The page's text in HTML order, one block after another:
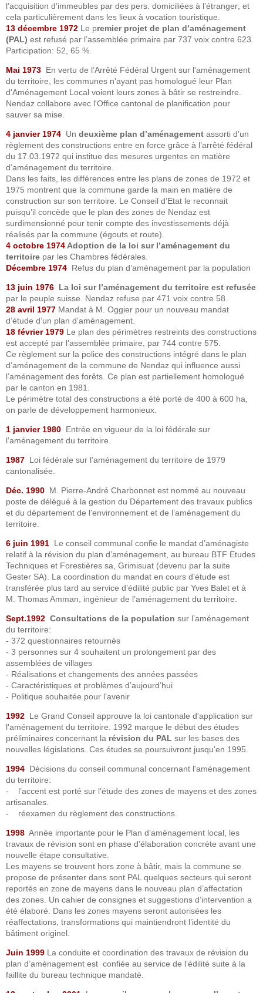
l’acquisition d’immeubles par des pers. domiciliées à l’étranger; et
cela particulièrement dans les lieux à vocation touristique.
13 décembre 1972 Le premier projet de plan d’aménagement
(PAL) est refusé par l’assemblée primaire par 737 voix contre 623.
Participation: 52, 65 %.
Mai 1973 En vertu de l’Arrêté Fédéral Urgent sur l'aménagement
du territoire, les communes n'ayant pas homologué leur Plan
d'Aménagement Local voient leurs zones à bâtir se restreindre.
Nendaz collabore avec l'Office cantonal de planification pour
sauver sa mise.
4 janvier 1974 Un deuxième plan d’aménagement assorti d’un
règlement des constructions entre en force grâce à l’arrêté fédéral
du 17.03.1972 qui institue des mesures urgentes en matière
d’aménagement du territoire.
Dans les faits, les différences entre les plans de zones de 1972 et
1975 montrent que la commune garde la main en matière de
construction sur son territoire. Le Conseil d’Etat le reconnait
puisqu’il concède que le plan des zones de Nendaz est
surdimensionné pour tenir compte des investissements déjà
réalisés par la commune (égouts et route).
4 octobre 1974 Adoption de la loi sur l’aménagement du
territoire par les Chambres fédérales.
Décembre 1974 Refus du plan d’aménagement par la population
13 juin 1976 La loi sur l’aménagement du territoire est refusée
par le peuple suisse. Nendaz refuse par 471 voix contre 58.
28 avril 1977 Mandat à M. Oggier pour un nouveau mandat
d’étude d’un plan d’aménagement.
18 février 1979 Le plan des périmètres restreints des constructions
est accepté par l’assemblée primaire, par 744 contre 575.
Ce règlement sur la police des constructions intégré dans le plan
d’aménagement de la commune de Nendaz qui influence aussi
l’aménagement des forêts. Ce plan est partiellement homologué
par le canton en 1981.
Le périmètre total des constructions a été porté de 400 à 600 ha,
on parle de développement harmonieux.
1 janvier 1980 Entrée en vigueur de la loi fédérale sur
l’aménagement du territoire.
1987 Loi fédérale sur l’aménagement du territoire de 1979
cantonalisée.
Déc. 1990 M. Pierre-André Charbonnet est nommé au nouveau
poste de délégué à la gestion du Département des travaux publics
et du département de l’environnement et de l’aménagement du
territoire.
6 juin 1991 Le conseil communal confie le mandat d’aménagiste
relatif à la révision du plan d’aménagement, au bureau BTF Etudes
Techniques et Forestières sa, Grimisuat (devenu par la suite
Gester SA). La coordination du mandat en cours d’étude est
transférée plus tard au service d’édilité public par Yves Balet et à
M. Thomas Amman, ingénieur de l’aménagement du territoire.
Sept.1992 Consultations de la population sur l’aménagement
du territoire:
- 372 questionnaires retournés
- 3 personnes sur 4 souhaitent un prolongement par des
assemblées de villages
- Réalisations et changements des années passées
- Caractéristiques et problèmes d’aujourd’hui
- Politique souhaitée pour l’avenir
1992 Le Grand Conseil approuve la loi cantonale d'application sur
l'aménagement du territoire. 1992 marque le début des études
préliminaires concernant la révision du PAL sur les bases des
nouvelles législations. Ces études se poursuivront jusqu'en 1995.
1994 Décisions du conseil communal concernant l'aménagement
du territoire:
- l’accent est porté sur l’étude des zones de mayens et des zones
artisanales.
- réexamen du règlement des constructions.
1998 Année importante pour le Plan d’aménagement local, les
travaux de révision sont en phase d’élaboration concrète avant une
nouvelle étape consultative.
Les mayens se trouvent hors zone à bâtir, mais la commune se
propose de présenter dans sont PAL quelques secteurs qui seront
reportés en zone de mayens dans le nouveau plan d’affectation
des zones. Un cahier de consignes et suggestions d’intervention a
été élaboré. Dans les zones mayens seront autorisées les
réaffectations, transformations qui maintiendront l’identité du
bâtiment originel.
Juin 1999 La conduite et coordination des travaux de révision du
plan d’aménagement est confiée au service de l’édilité suite à la
faillite du bureau technique mandaté.